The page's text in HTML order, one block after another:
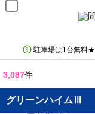
駐車場は1台無料★
3,087件
グリーンハイムⅢ